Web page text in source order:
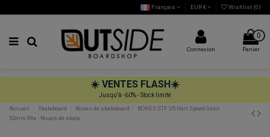
Français EUR € Wishlist (0)
Connexion
0
Panier
☀️ VENTES FLASH☀️
Jusqu'à -60% - Stock limité
Accueil
Skateboard Roues de skateboard
BONES STF V5 Hart Speed Gator
52mm 99a - Roues de skate